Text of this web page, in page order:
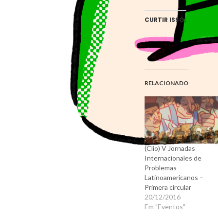
CURTIR ISSO:
RELACIONADO
(Clio) V Jornadas
Internacionales de
Problemas
Latinoamericanos –
Primera circular
20/12/2016
Em "Eventos"